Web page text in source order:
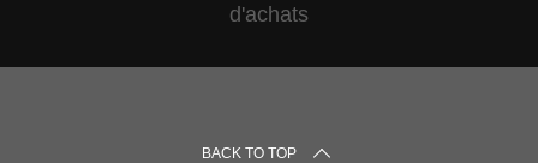
d'achats
BACK TO TOP